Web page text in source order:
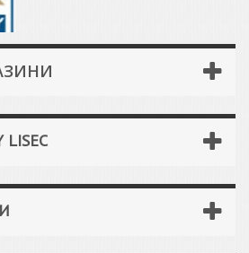
LISEC